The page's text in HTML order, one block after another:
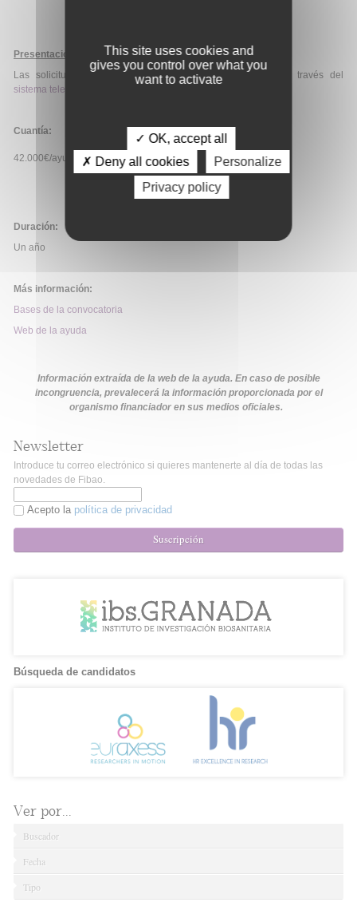
Presentación de solicitudes:
Las solicitudes deberán ser presentadas exclusivamente a través del
sistema telemático de la SEHH
Cuantía:
42.000€/ayuda.
Duración:
Un año
Más información:
Bases de la convocatoria
Web de la ayuda
Información extraída de la web de la ayuda. En caso de posible
incongruencia, prevalecerá la información proporcionada por el
organismo financiador en sus medios oficiales.
Newsletter
Introduce tu correo electrónico si quieres mantenerte al día de todas las
novedades de Fibao.
Acepto la política de privacidad
Suscripción
Búsqueda de candidatos
Ver por...
Buscador
Fecha
Tipo
This site uses cookies and
gives you control over what you
want to activate
✓ OK, accept all
✗ Deny all cookies
Personalize
Privacy policy